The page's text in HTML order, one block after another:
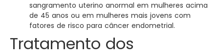
sangramento uterino anormal em mulheres acima
de 45 anos ou em mulheres mais jovens com
fatores de risco para câncer endometrial.
Tratamento dos